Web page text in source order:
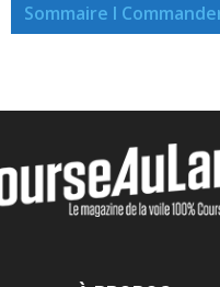
Sommaire I